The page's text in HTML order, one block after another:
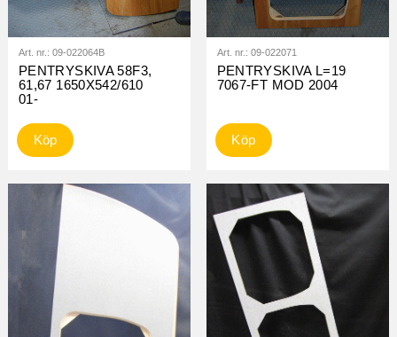
Art. nr.: 09-022064B
PENTRYSKIVA 58F3,
61,67 1650X542/610
01-
Köp
Art. nr.: 09-022071
PENTRYSKIVA L=19
7067-FT MOD 2004
Köp